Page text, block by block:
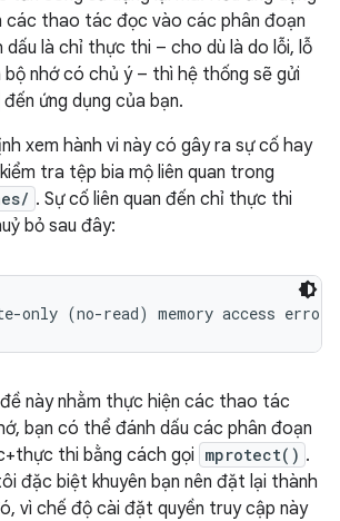
các thao tác đọc vào các phân đoạn
dấu là chỉ thực thi – cho dù là do lỗi, lỗ
nhớ có chủ ý – thì hệ thống sẽ gửi
đến ứng dụng của bạn.
xem hành vi này có gây ra sự cố hay
tra tệp bia mộ liên quan trong
. Sự cố liên quan đến chỉ thực thi
bỏ sau đây:
này nhằm thực hiện các thao tác
bạn có thể đánh dấu các phân đoạn
thi bằng cách gọi mprotect() .
đặc biệt khuyên bạn nên đặt lại thành
vì chế độ cài đặt quyền truy cập này